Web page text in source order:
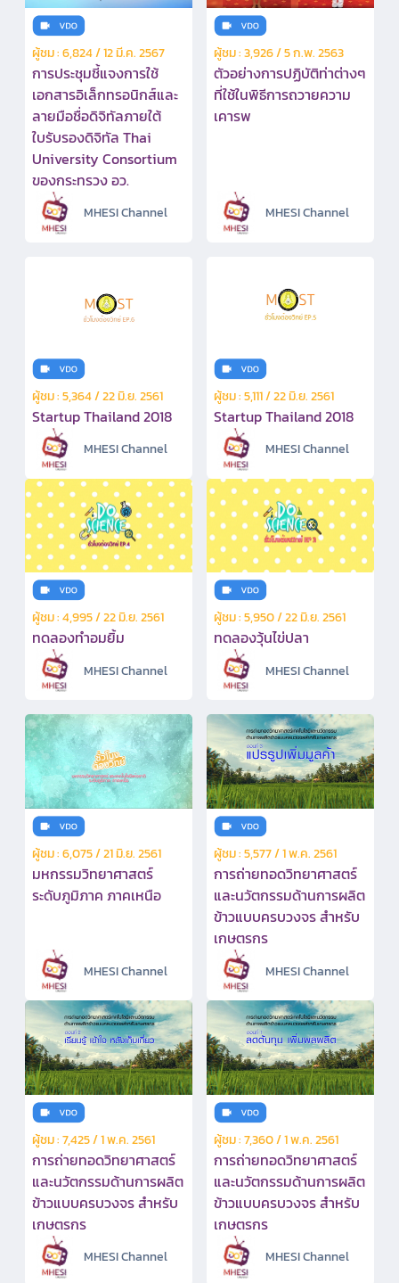
ผู้ชม : 6,824 / 12 มี.ค. 2567
การประชุมชี้แจงการใช้
เอกสารอิเล็กทรอนิกส์และ
ลายมือชื่อดิจิทัลภายใต้
ใบรับรองดิจิทัล Thai
University Consortium
ของกระทรวง อว.
MHESI Channel
ผู้ชม : 3,926 / 5 ก.พ. 2563
ตัวอย่างการปฏิบัติท่าต่างๆ
ที่ใช้ในพิธีการถวายความ
เคารพ
MHESI Channel
ผู้ชม : 5,364 / 22 มิ.ย. 2561
Startup Thailand 2018
MHESI Channel
ผู้ชม : 5,111 / 22 มิ.ย. 2561
Startup Thailand 2018
MHESI Channel
ผู้ชม : 4,995 / 22 มิ.ย. 2561
ทดลองทำอมยิ้ม
MHESI Channel
ผู้ชม : 5,950 / 22 มิ.ย. 2561
ทดลองวุ้นไข่ปลา
MHESI Channel
ผู้ชม : 6,075 / 21 มิ.ย. 2561
มหกรรมวิทยาศาสตร์
ระดับภูมิภาค ภาคเหนือ
MHESI Channel
ผู้ชม : 5,577 / 1 พ.ค. 2561
การถ่ายทอดวิทยาศาสตร์
และนวัตกรรมด้านการผลิต
ข้าวแบบครบวงจร สำหรับ
เกษตรกร
MHESI Channel
ผู้ชม : 7,425 / 1 พ.ค. 2561
การถ่ายทอดวิทยาศาสตร์
และนวัตกรรมด้านการผลิต
ข้าวแบบครบวงจร สำหรับ
เกษตรกร
MHESI Channel
ผู้ชม : 7,360 / 1 พ.ค. 2561
การถ่ายทอดวิทยาศาสตร์
และนวัตกรรมด้านการผลิต
ข้าวแบบครบวงจร สำหรับ
เกษตรกร
MHESI Channel